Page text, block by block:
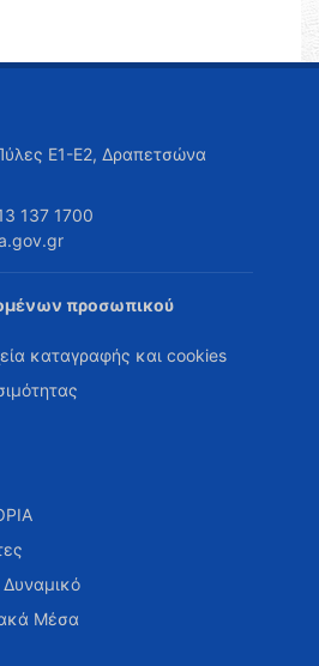
Ε1-Ε2, Δραπετσώνα
137 1700
προσωπικού
καταγραφής και cookies
Μέσα